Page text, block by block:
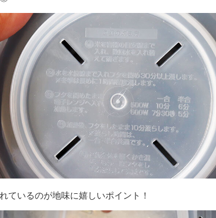
ているのが地味に嬉しいポイント！